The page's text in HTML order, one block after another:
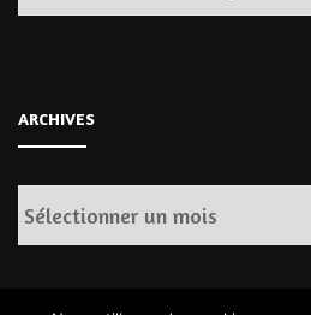
ARCHIVES
Archives